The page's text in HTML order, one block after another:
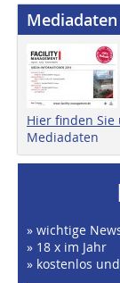
Mediadaten
Hier finden
Mediadaten
» wichtige
» 18 x im Jahr
» kostenlos